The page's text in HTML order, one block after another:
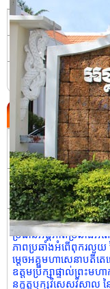
មតិស្វាគមន៍របស់ថ្នាក់ដឹក
ប្រវត្តិនៃអង្គភាពប្រឆាំ
ទំនាក់ទំនង
ព្រឹត្តិការណ៍ថ្មី
ដីកា ស្តីពីការកំណត់តម្លៃ
NEW
សេចក្តីប្រកាសព័ត៌មាន លទ្
អំពើពុករលួយអាស៊ាន
សារលិខិតជូនពរ របស់កិត្
ប្រធានអង្គភាពប្រឆាំងអំព
ភាពប្រឆាំងអំពើពុករលួ
ម្តេចអគ្គមហាសេនាបតីត
ឧត្តមប្រឹក្សាផ្ទាល់ព្រះមហ
នក្ខត្តឫក្សវិសេសវិសាល